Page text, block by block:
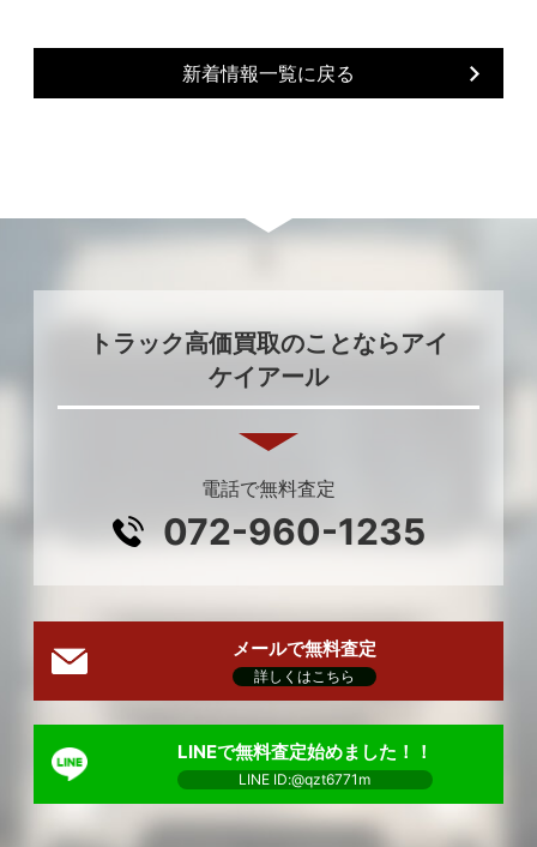
新着情報一覧に戻る
トラック高価買取のことならアイ
ケイアール
電話で無料査定
072-960-1235
メールで無料査定
詳しくはこちら
LINEで無料査定始めました！！
LINE ID:@qzt6771m